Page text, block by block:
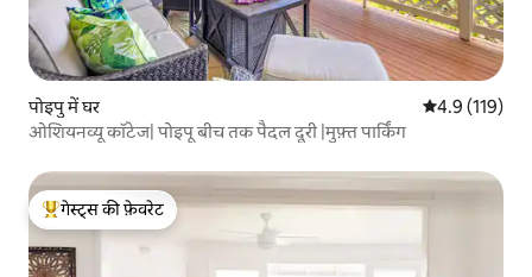
पोइपु में घर औसत रेटिंग 5 में
4.9 (119)
ओशियनव्यू कॉटेज| पोइपू बीच तक पैदल दूरी |मुफ़्त पार्किंग
गेस्ट्स का टॉप फ़ेवरेट
गेस्ट्स की फ़ेवरेट